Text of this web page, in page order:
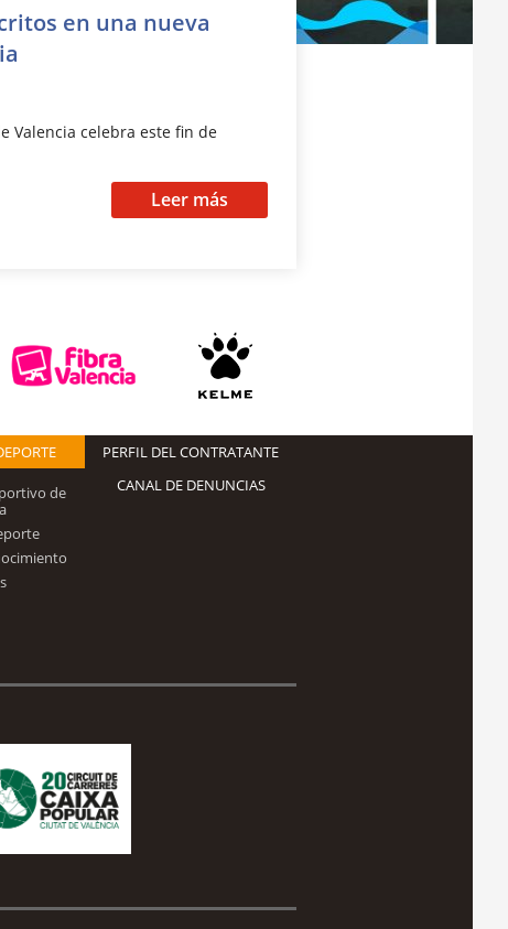
en una nueva
Valencia celebra este fin de
Leer más
de
PERFIL DEL CONTRATANTE
CANAL DE DENUNCIAS